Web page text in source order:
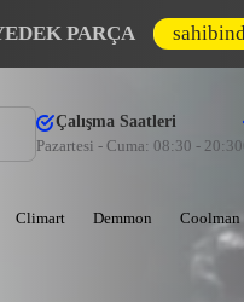
PARÇA
Çalışma Saatleri
Pazartesi - Cuma: 08:30 - 20:30
Climart Demmon Coolman